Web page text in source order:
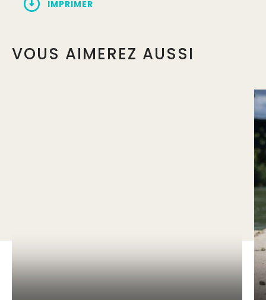
IMPRIMER
VOUS AIMEREZ AUSSI